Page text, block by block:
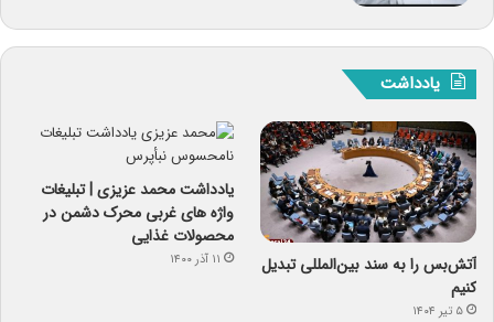
یادداشت
آتش‌بس را به سند بین‌المللی تبدیل
کنیم
۵ تیر ۱۴۰۴
یادداشت محمد عزیزی | تبلیغات
واژه های غربی محرک دشمن در
محصولات غذایی
۱۱ آذر ۱۴۰۰